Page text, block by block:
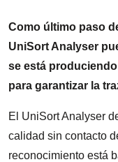
Como último paso
UniSort Analyser
se está
para garantizar la
El UniSort Analyser
calidad sin contacto
reconocimiento está